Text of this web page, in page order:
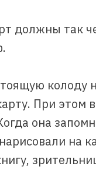
должны так
колоду
При этом
она
на